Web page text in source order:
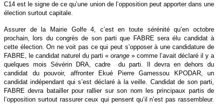
C14 est le signe de ce qu’une union de l’opposition peut apporter dans une
élection surtout capitale.
Assurer de la Mairie Golfe 4, c’est en toute sérénité qu’en octobre
prochain, lors du congrès de son parti que FABRE sera élu candidat à
cette élection. On ne voit pas ce qui peut s’opposer à une candidature de
FABRE, le candidat naturel du parti « orange » comme l’avait déclaré il y a
quelques mois Sévérin DRA, cadre du parti. Il devra en dehors du
candidat du pouvoir, affronter Ekué Pierre Gamessou KPODAR, un
candidat indépendant qui s’est déclaré à la veille. Candidat de son parti,
FABRE devra batailler pour rallier sur son nom les principaux partis de
l’opposition surtout rassurer ceux qui pensent qu’il n’est pas rassembleur.